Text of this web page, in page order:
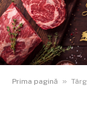
Prima pagină » Târgul